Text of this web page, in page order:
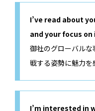
I’ve read about
and your focus
御社のグローバル
戦する姿勢に魅力を
I’m interested in